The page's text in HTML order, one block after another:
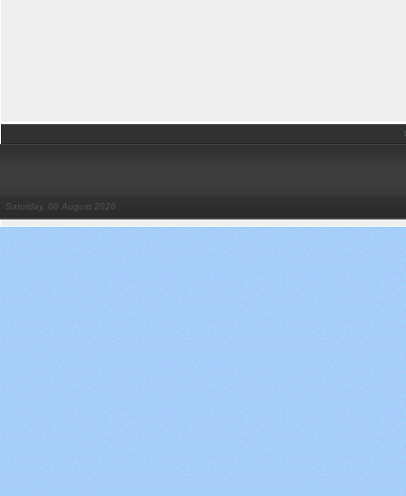
Saturday, 08 August 2026